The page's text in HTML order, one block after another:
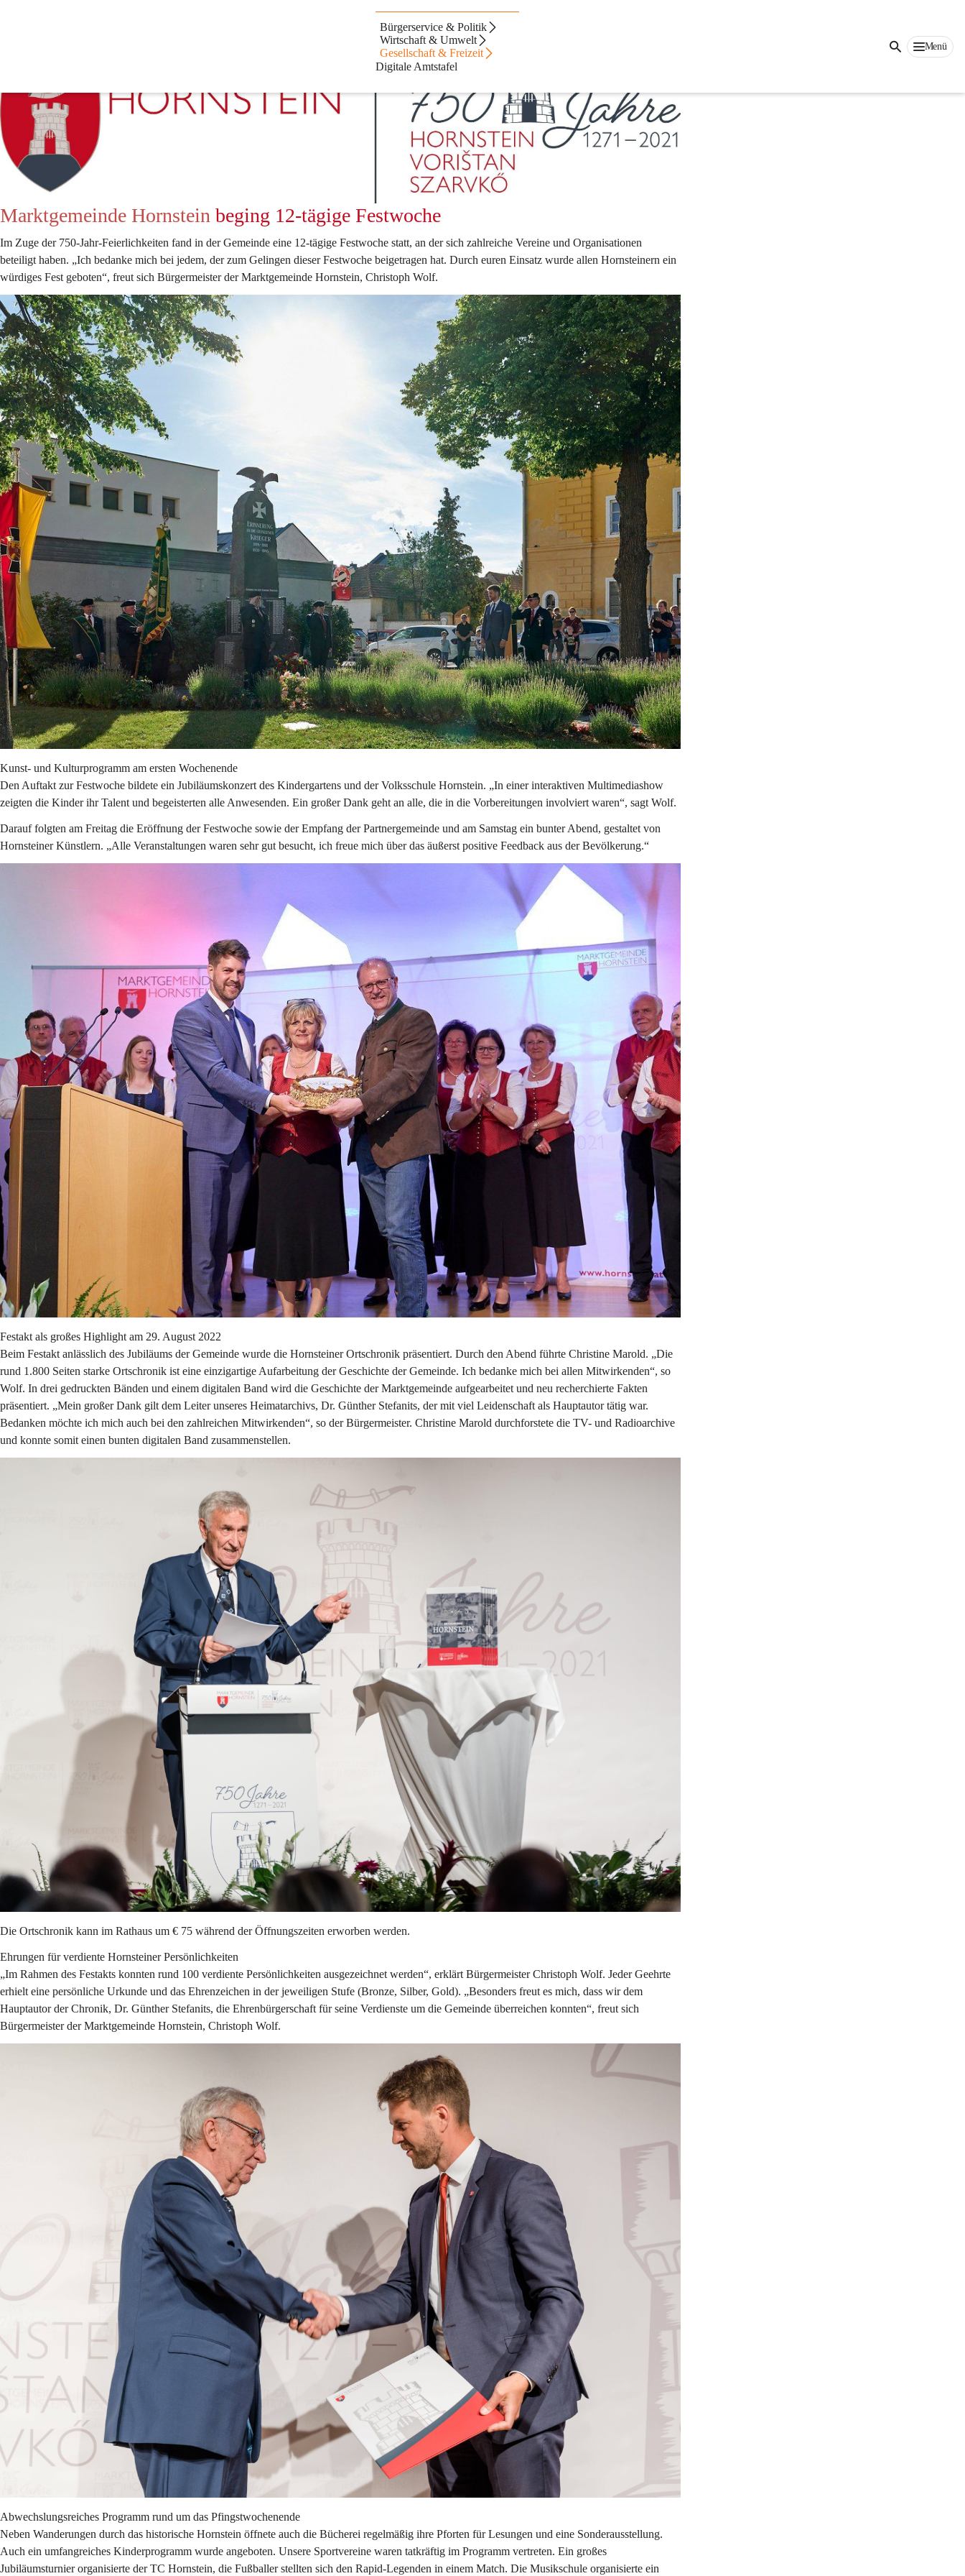
Bürgerservice & Politik
Wirtschaft & Umwelt
Gesellschaft & Freizeit
Digitale Amtstafel
Menü
Marktgemeinde Hornstein beging 12-tägige Festwoche
Im Zuge der 750-Jahr-Feierlichkeiten fand in der Gemeinde eine 12-tägige Festwoche statt, an der sich zahlreiche Vereine und Organisationen
beteiligt haben. „Ich bedanke mich bei jedem, der zum Gelingen dieser Festwoche beigetragen hat. Durch euren Einsatz wurde allen Hornsteinern ein
würdiges Fest geboten“, freut sich Bürgermeister der Marktgemeinde Hornstein, Christoph Wolf.
Kunst- und Kulturprogramm am ersten Wochenende
Den Auftakt zur Festwoche bildete ein Jubiläumskonzert des Kindergartens und der Volksschule Hornstein. „In einer interaktiven Multimediashow
zeigten die Kinder ihr Talent und begeisterten alle Anwesenden. Ein großer Dank geht an alle, die in die Vorbereitungen involviert waren“, sagt Wolf.
Darauf folgten am Freitag die Eröffnung der Festwoche sowie der Empfang der Partnergemeinde und am Samstag ein bunter Abend, gestaltet von
Hornsteiner Künstlern. „Alle Veranstaltungen waren sehr gut besucht, ich freue mich über das äußerst positive Feedback aus der Bevölkerung.“
Festakt als großes Highlight am 29. August 2022
Beim Festakt anlässlich des Jubiläums der Gemeinde wurde die Hornsteiner Ortschronik präsentiert. Durch den Abend führte Christine Marold. „Die
rund 1.800 Seiten starke Ortschronik ist eine einzigartige Aufarbeitung der Geschichte der Gemeinde. Ich bedanke mich bei allen Mitwirkenden“, so
Wolf. In drei gedruckten Bänden und einem digitalen Band wird die Geschichte der Marktgemeinde aufgearbeitet und neu recherchierte Fakten
präsentiert. „Mein großer Dank gilt dem Leiter unseres Heimatarchivs, Dr. Günther Stefanits, der mit viel Leidenschaft als Hauptautor tätig war.
Bedanken möchte ich mich auch bei den zahlreichen Mitwirkenden“, so der Bürgermeister. Christine Marold durchforstete die TV- und Radioarchive
und konnte somit einen bunten digitalen Band zusammenstellen.
Die Ortschronik kann im Rathaus um € 75 während der Öffnungszeiten erworben werden.
Ehrungen für verdiente Hornsteiner Persönlichkeiten
„Im Rahmen des Festakts konnten rund 100 verdiente Persönlichkeiten ausgezeichnet werden“, erklärt Bürgermeister Christoph Wolf. Jeder Geehrte
erhielt eine persönliche Urkunde und das Ehrenzeichen in der jeweiligen Stufe (Bronze, Silber, Gold). „Besonders freut es mich, dass wir dem
Hauptautor der Chronik, Dr. Günther Stefanits, die Ehrenbürgerschaft für seine Verdienste um die Gemeinde überreichen konnten“, freut sich
Bürgermeister der Marktgemeinde Hornstein, Christoph Wolf.
Abwechslungsreiches Programm rund um das Pfingstwochenende
Neben Wanderungen durch das historische Hornstein öffnete auch die Bücherei regelmäßig ihre Pforten für Lesungen und eine Sonderausstellung.
Auch ein umfangreiches Kinderprogramm wurde angeboten. Unsere Sportvereine waren tatkräftig im Programm vertreten. Ein großes
Jubiläumsturnier organisierte der TC Hornstein, die Fußballer stellten sich den Rapid-Legenden in einem Match. Die Musikschule organisierte ein